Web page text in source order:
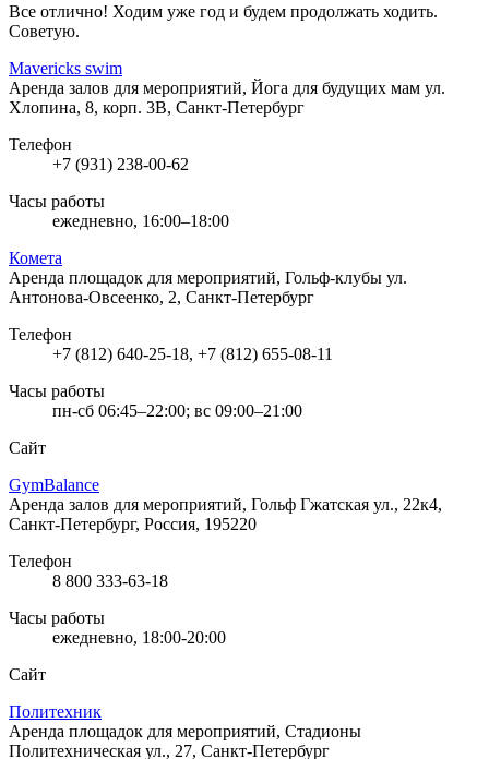
Все отлично! Ходим уже год и будем продолжать ходить.
Советую.
Mavericks swim
Аренда залов для мероприятий, Йога для будущих мам ул.
Хлопина, 8, корп. 3В, Санкт-Петербург
Телефон
+7 (931) 238-00-62
Часы работы
ежедневно, 16:00–18:00
Комета
Аренда площадок для мероприятий, Гольф-клубы ул.
Антонова-Овсеенко, 2, Санкт-Петербург
Телефон
+7 (812) 640-25-18, +7 (812) 655-08-11
Часы работы
пн-сб 06:45–22:00; вс 09:00–21:00
Сайт
GymBalance
Аренда залов для мероприятий, Гольф Гжатская ул., 22к4,
Санкт-Петербург, Россия, 195220
Телефон
8 800 333-63-18
Часы работы
ежедневно, 18:00-20:00
Сайт
Политехник
Аренда площадок для мероприятий, Стадионы
Политехническая ул., 27, Санкт-Петербург